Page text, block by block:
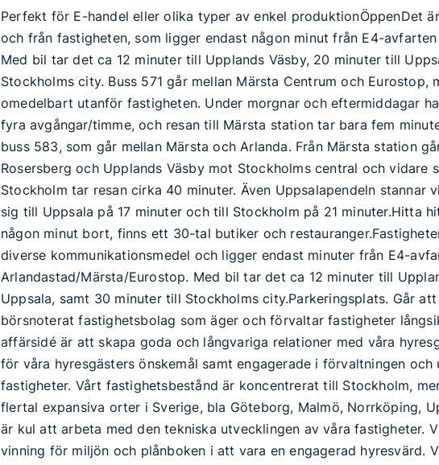
Perfekt för E-handel eller olika typer av enkel produktionÖppenDet
och från fastigheten, som ligger endast någon minut från E4-
Med bil tar det ca 12 minuter till Upplands Väsby, 20 minuter till
Stockholms city. Buss 571 går mellan Märsta Centrum och Eurostop,
omedelbart utanför fastigheten. Under morgnar och eftermiddagar
fyra avgångar/timme, och resan till Märsta station tar bara fem
buss 583, som går mellan Märsta och Arlanda. Från Märsta station
Rosersberg och Upplands Väsby mot Stockholms central och vidare
Stockholm tar resan cirka 40 minuter. Även Uppsalapendeln stannar
sig till Uppsala på 17 minuter och till Stockholm på 21 minuter.Hitta
någon minut bort, finns ett 30-tal butiker och
diverse kommunikationsmedel och ligger endast minuter från E4-
Arlandastad/Märsta/Eurostop. Med bil tar det ca 12 minuter till
Uppsala, samt 30 minuter till Stockholms city.Parkeringsplats. Går
börsnoterat fastighetsbolag som äger och förvaltar fastigheter
affärsidé är att skapa goda och långvariga relationer med våra
för våra hyresgästers önskemål samt engagerade i förvaltningen och
fastigheter. Vårt fastighetsbestånd är koncentrerat till Stockholm,
flertal expansiva orter i Sverige, bla Göteborg, Malmö, Norrköping,
är kul att arbeta med den tekniska utvecklingen av våra fastigheter.
vinning för miljön och plånboken i att vara en engagerad hyresvärd.